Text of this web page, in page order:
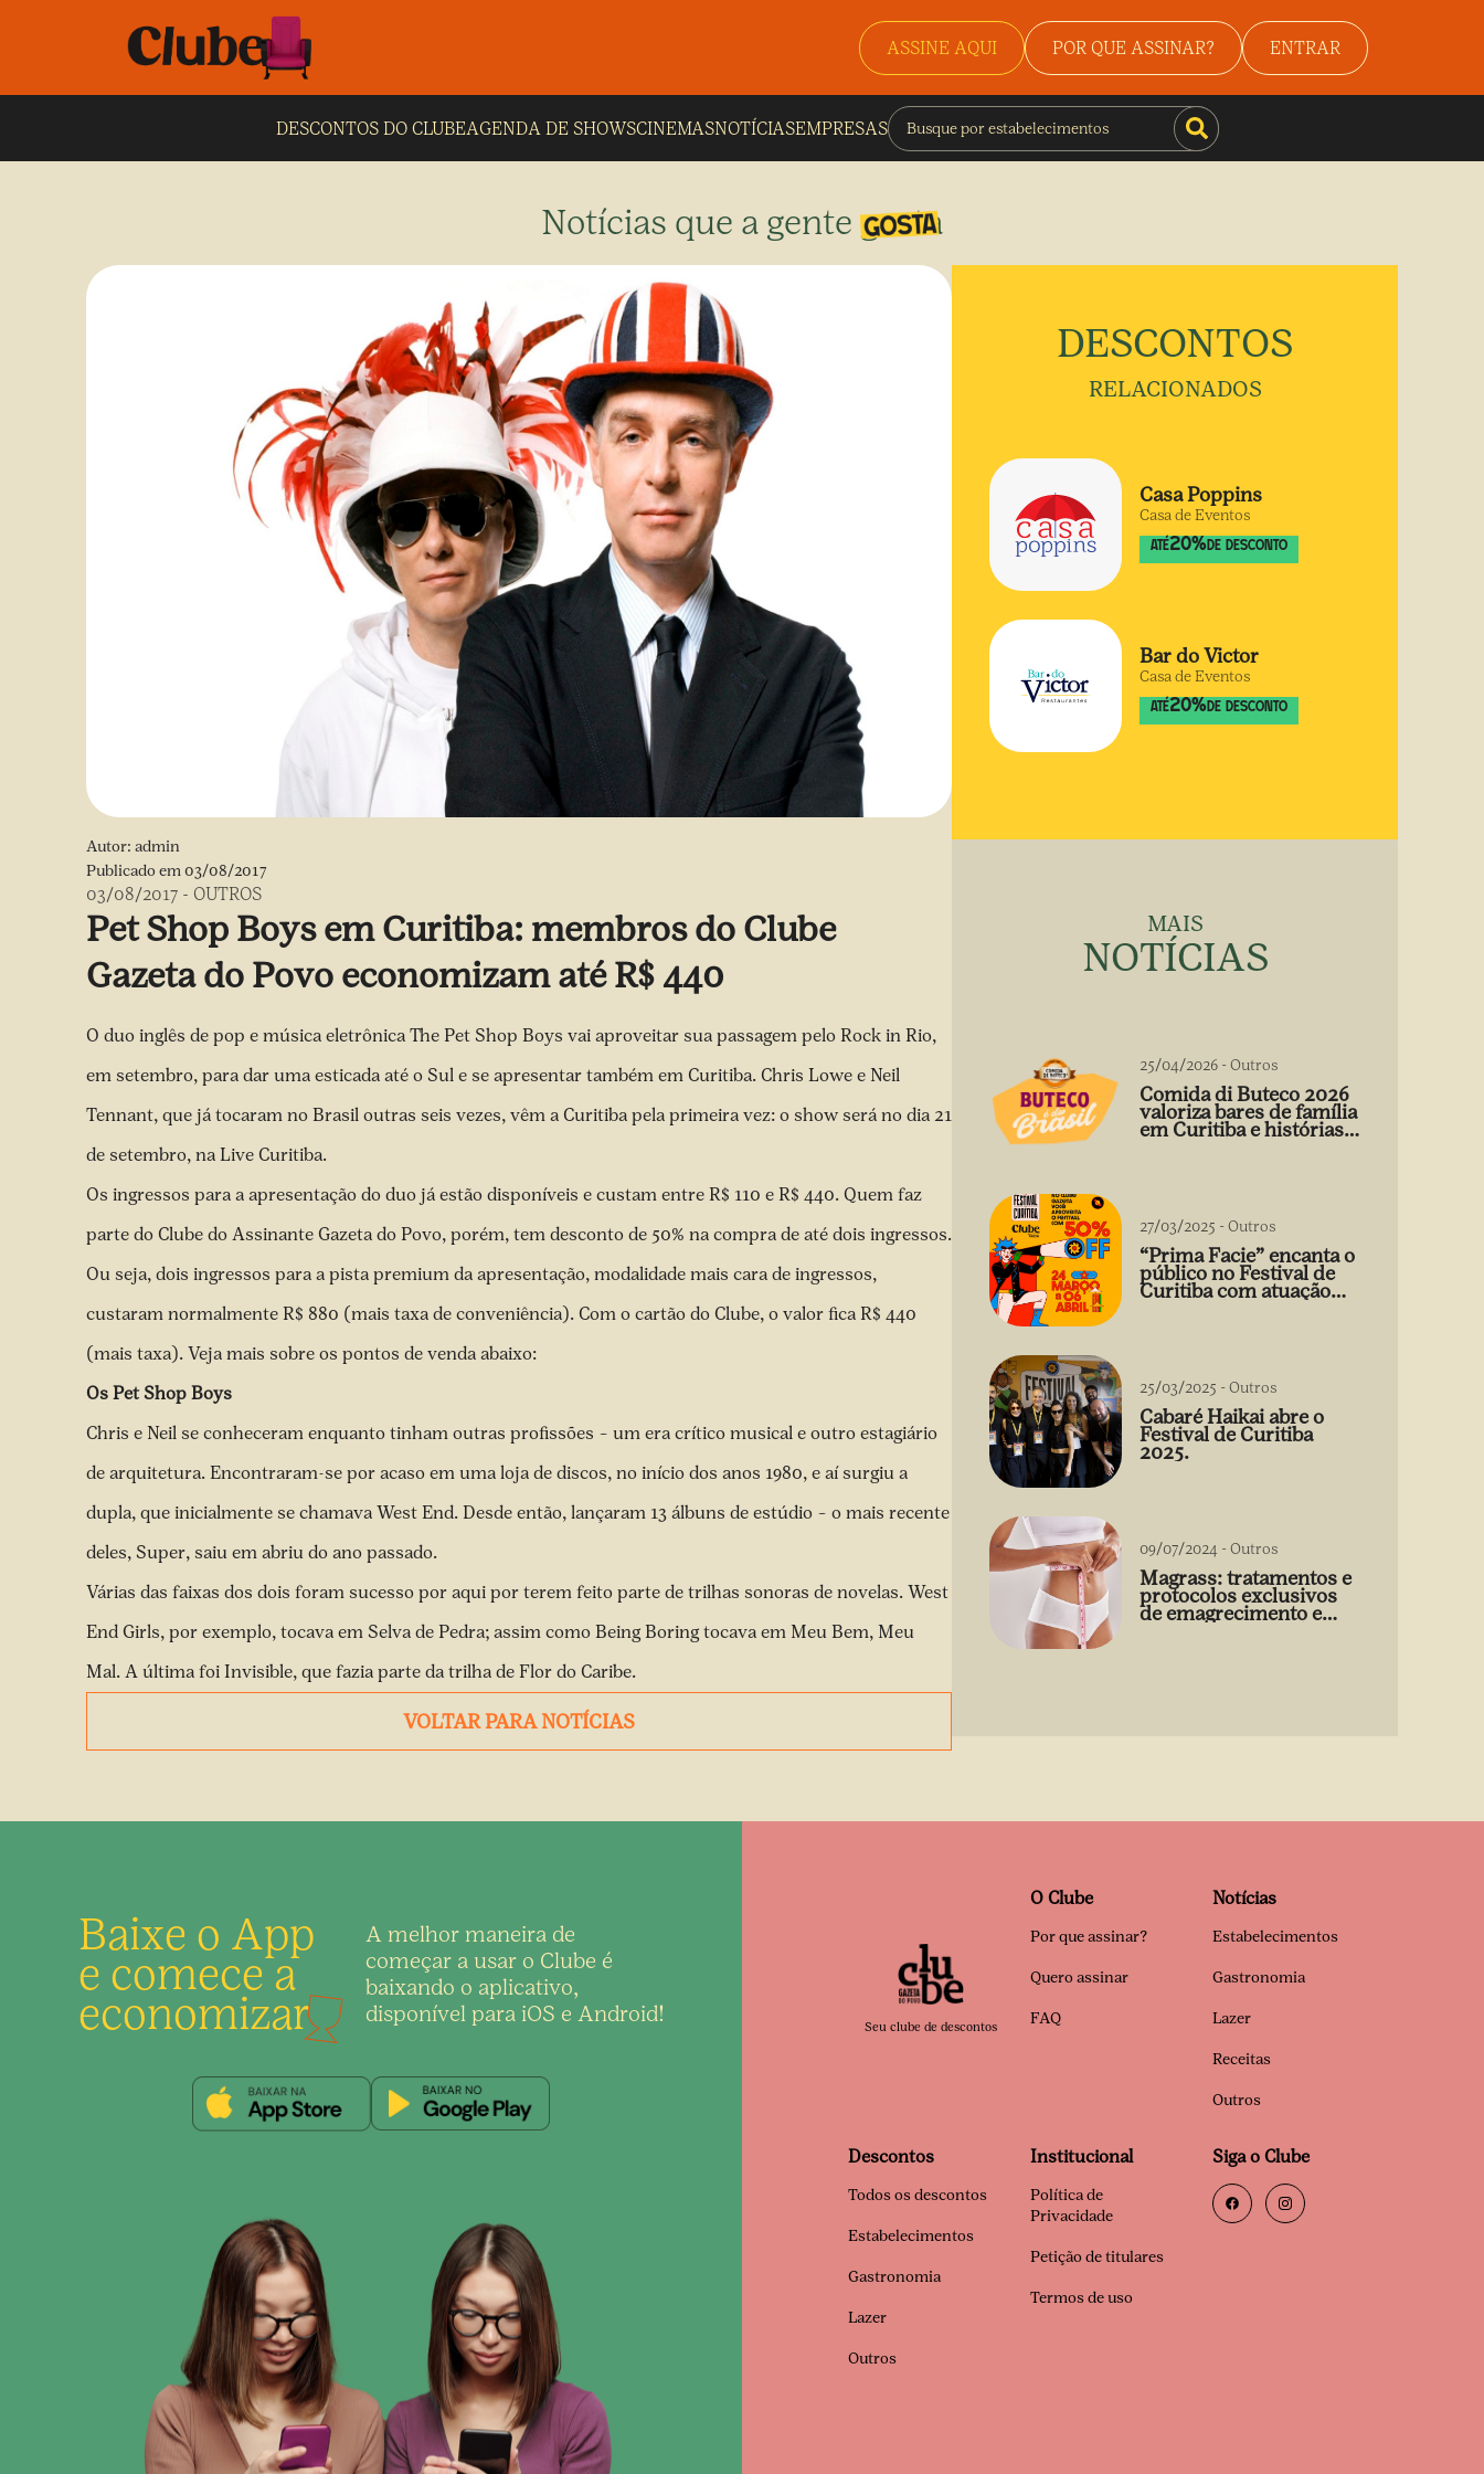
ASSINE AQUI POR QUE ASSINAR? ENTRAR
DESCONTOS DO CLUBEAGENDA DE SHOWSCINEMASNOTÍCIASEMPRESAS
Notícias que a gente gosta
Autor: admin
Publicado em03/08/2017
03/08/2017 - OUTROS
Pet Shop Boys em Curitiba: membros do Clube
Gazeta do Povo economizam até R$ 440
O duo inglês de pop e música eletrônica The Pet Shop Boys vai aproveitar sua passagem pelo Rock in Rio,
em setembro, para dar uma esticada até o Sul e se apresentar também em Curitiba. Chris Lowe e Neil
Tennant, que já tocaram no Brasil outras seis vezes, vêm a Curitiba pela primeira vez: o show será no dia 21
de setembro, na Live Curitiba.
Os ingressos para a apresentação do duo já estão disponíveis e custam entre R$ 110 e R$ 440. Quem faz
parte do Clube do Assinante Gazeta do Povo, porém, tem desconto de 50% na compra de até dois ingressos.
Ou seja, dois ingressos para a pista premium da apresentação, modalidade mais cara de ingressos,
custaram normalmente R$ 880 (mais taxa de conveniência). Com o cartão do Clube, o valor fica R$ 440
(mais taxa). Veja mais sobre os pontos de venda abaixo:
Os Pet Shop Boys
Chris e Neil se conheceram enquanto tinham outras profissões – um era crítico musical e outro estagiário
de arquitetura. Encontraram-se por acaso em uma loja de discos, no início dos anos 1980, e aí surgiu a
dupla, que inicialmente se chamava West End. Desde então, lançaram 13 álbuns de estúdio – o mais recente
deles, Super, saiu em abriu do ano passado.
Várias das faixas dos dois foram sucesso por aqui por terem feito parte de trilhas sonoras de novelas. West
End Girls, por exemplo, tocava em Selva de Pedra; assim como Being Boring tocava em Meu Bem, Meu
Mal. A última foi Invisible, que fazia parte da trilha de Flor do Caribe.
VOLTAR PARA NOTÍCIAS
DESCONTOS
RELACIONADOS
Casa Poppins
Casa de Eventos
ATÉ20%DE DESCONTO
Bar do Victor
Casa de Eventos
ATÉ20%DE DESCONTO
MAIS
NOTÍCIAS
25/04/2026 -Outros
Comida di Buteco 2026
valoriza bares de família
em Curitiba e histórias
27/03/2025 -Outros
“Prima Facie” encanta o
público no Festival de
Curitiba com atuação
arrebatadora de Débora
25/03/2025 -Outros
Cabaré Haikai abre o
Festival de Curitiba
2025.
09/07/2024 -Outros
Magrass: tratamentos e
protocolos exclusivos
de emagrecimento e
estética sem uso de
Baixe o App
e comece a
economizar
A melhor maneira de
começar a usar o Clube é
baixando o aplicativo,
disponível para iOS e Android!
Seu clube de descontos
O Clube
Por que assinar?
Quero assinar
FAQ
Notícias
Estabelecimentos
Gastronomia
Lazer
Receitas
Outros
Descontos
Todos os descontos
Estabelecimentos
Gastronomia
Lazer
Outros
Institucional
Política de
Privacidade
Petição de titulares
Termos de uso
Siga o Clube